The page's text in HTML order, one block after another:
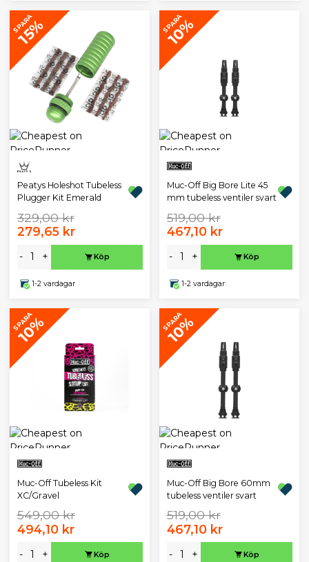
SPARA
15%
Peatys Holeshot Tubeless
Plugger Kit Emerald
329,00 kr
279,65 kr
- + Köp
1-2 vardagar
SPARA
10%
Muc-Off Big Bore Lite 45
mm tubeless ventiler svart
519,00 kr
467,10 kr
- + Köp
1-2 vardagar
SPARA
10%
Muc-Off Tubeless Kit
XC/Gravel
549,00 kr
494,10 kr
- + Köp
SPARA
10%
Muc-Off Big Bore 60mm
tubeless ventiler svart
519,00 kr
467,10 kr
- + Köp